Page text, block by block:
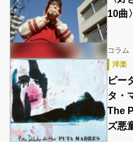
10曲
コラム
洋楽
ピー
タ・
The
ズ悪